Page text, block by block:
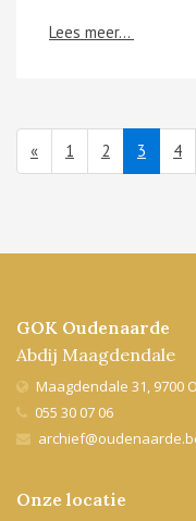
Lees meer...
« 1 2 3 (current)
4
GOK Oudenaarde
Abdij Maagdendale
Maagdendale 31, 9700
055 30 07 06
Onze locatie